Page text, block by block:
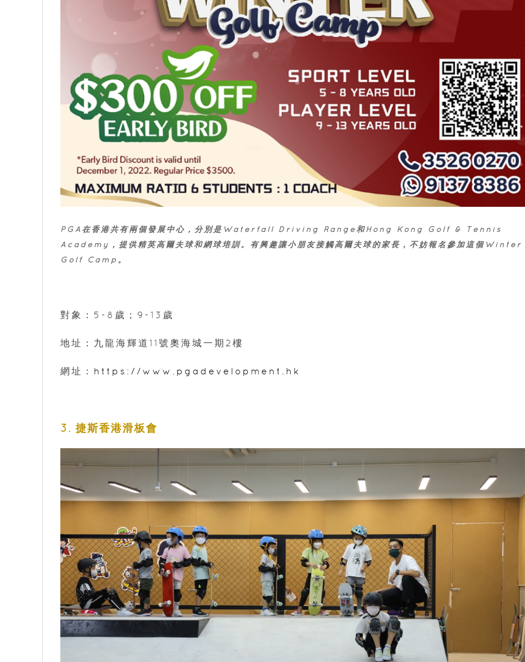
PGA在香港共有兩個發展中心，分別是Waterfall Driving Range和Hong Kong Golf & Tennis
Academy，提供精英高爾夫球和網球培訓。有興趣讓小朋友接觸高爾夫球的家長，不妨報名參加這個Winter
Golf Camp。
對象：5-8歲；9-13歲
地址：九龍海輝道11號奧海城一期2樓
網址： https://www.pgadevelopment.hk
3. 捷斯香港滑板會